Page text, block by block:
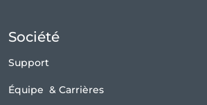
Société
Support
Équipe & Carrières